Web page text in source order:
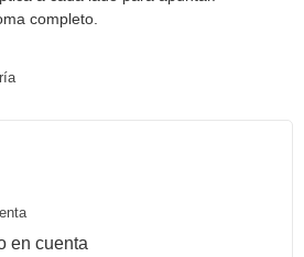
completo.